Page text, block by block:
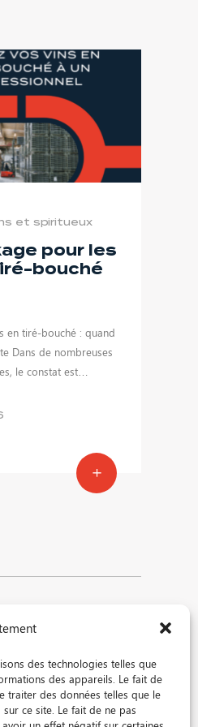
des technologies telles que
des appareils. Le fait de
traiter des données telles que le
ce site. Le fait de ne pas
et spiritueux
pour les
bouché
en tiré-bouché : quand
Dans de nombreuses
le constat est…
légales
Contact